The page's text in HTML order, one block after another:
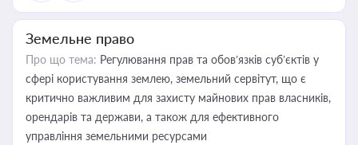
Земельне право
Про що тема: Регулювання прав та обов’язків суб’єктів у
сфері користування землею, земельний сервітут, що є
критично важливим для захисту майнових прав власників,
орендарів та держави, а також для ефективного
управління земельними ресурсами